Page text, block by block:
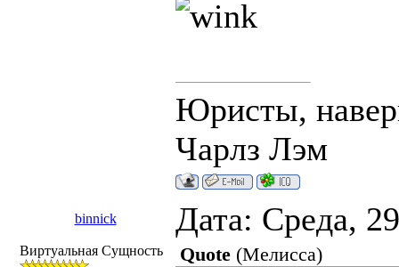
Юристы,
Чарлз Лэм
binnick Дата: Среда,
Виртуальная Сущность
Quote (Мелисса)